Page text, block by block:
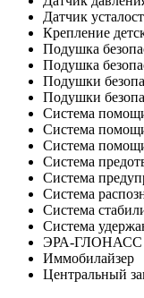
Датчик
Крепление
Подушка
Подушка
Подушки
Подушки
Система
Система
Система
Система
Система
Система
Система
Система
ЭРА-ГЛОНАСС
Иммобилайзер
Центральный